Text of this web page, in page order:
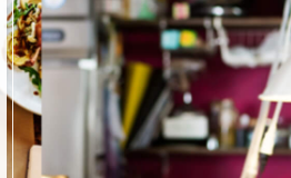
集客・業務支援
グの集客サービスと業務支援サービスで店舗経